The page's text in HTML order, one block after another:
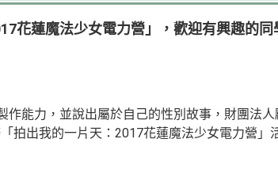
花蓮魔法少女電力營」，歡迎有興趣的同
作能力，並說出屬於自己的性別故事，財團法
拍出我的一片天：2017花蓮魔法少女電力營」